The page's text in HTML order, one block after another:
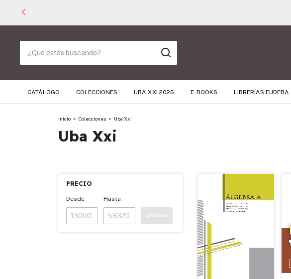
CATÁLOGO COLECCIONES UBA XXI 2026 E-BOOKS LIBRERÍAS EUDEBA
Inicio > Colecciones > Uba Xxi
Uba Xxi
PRECIO
Desde Hasta
APLICAR